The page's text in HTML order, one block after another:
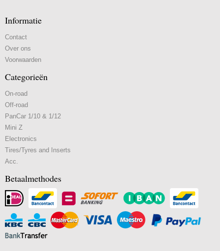
Informatie
Contact
Over ons
Voorwaarden
Categorieën
On-road
Off-road
PanCar 1/10 & 1/12
Mini Z
Electronics
Tires/Tyres and Inserts
Acc.
Betaalmethodes